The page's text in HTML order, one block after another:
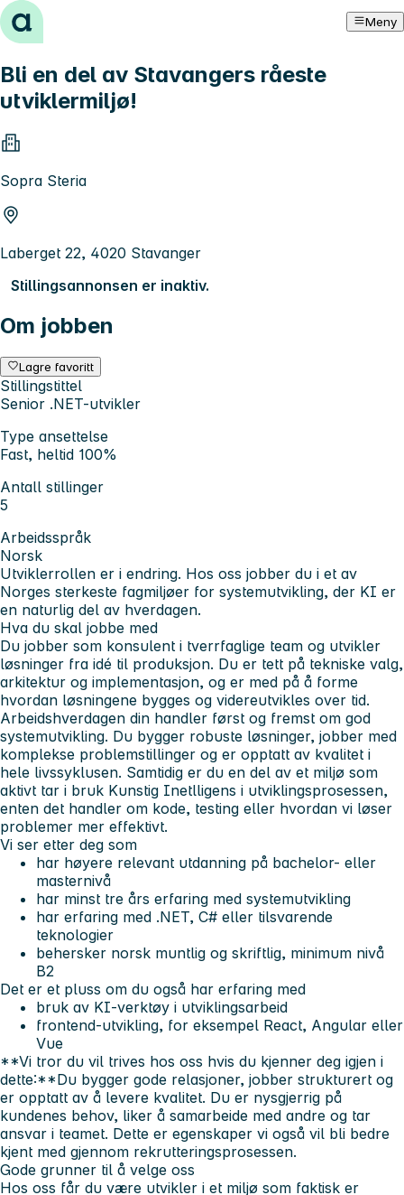
Hopp til innhold Meny
Bli en del av Stavangers råeste
utviklermiljø!
Sopra Steria
Laberget 22, 4020 Stavanger
Stillingsannonsen er inaktiv.
Om jobben
Lagre favoritt
Stillingstittel
Senior .NET-utvikler
Type ansettelse
Fast, heltid 100%
Antall stillinger
5
Arbeidsspråk
Norsk
Utviklerrollen er i endring. Hos oss jobber du i et av
Norges sterkeste fagmiljøer for systemutvikling, der KI er
en naturlig del av hverdagen.
Hva du skal jobbe med
Du jobber som konsulent i tverrfaglige team og utvikler
løsninger fra idé til produksjon. Du er tett på tekniske valg,
arkitektur og implementasjon, og er med på å forme
hvordan løsningene bygges og videreutvikles over tid.
Arbeidshverdagen din handler først og fremst om god
systemutvikling. Du bygger robuste løsninger, jobber med
komplekse problemstillinger og er opptatt av kvalitet i
hele livssyklusen. Samtidig er du en del av et miljø som
aktivt tar i bruk Kunstig Inetlligens i utviklingsprosessen,
enten det handler om kode, testing eller hvordan vi løser
problemer mer effektivt.
Vi ser etter deg som
har høyere relevant utdanning på bachelor- eller
masternivå
har minst tre års erfaring med systemutvikling
har erfaring med .NET, C# eller tilsvarende
teknologier
behersker norsk muntlig og skriftlig, minimum nivå
B2
Det er et pluss om du også har erfaring med
bruk av KI-verktøy i utviklingsarbeid
frontend-utvikling, for eksempel React, Angular eller
Vue
**Vi tror du vil trives hos oss hvis du kjenner deg igjen i
dette:**Du bygger gode relasjoner, jobber strukturert og
er opptatt av å levere kvalitet. Du er nysgjerrig på
kundenes behov, liker å samarbeide med andre og tar
ansvar i teamet. Dette er egenskaper vi også vil bli bedre
kjent med gjennom rekrutteringsprosessen.
Gode grunner til å velge oss
Hos oss får du være utvikler i et miljø som faktisk er